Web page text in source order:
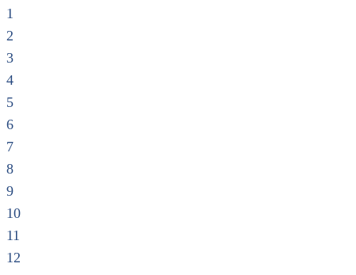
1
2
3
4
5
6
7
8
9
10
11
12